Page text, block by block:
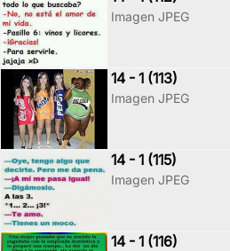
Imagen JPEG
14 - 1 (113)
Imagen JPEG
14 - 1 (115)
Imagen JPEG
14 - 1 (116)